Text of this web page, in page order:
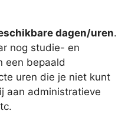
dagen/uren.
nog studie- en
een bepaald
uren die je niet kunt
aan administratieve